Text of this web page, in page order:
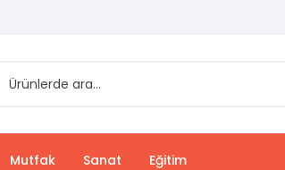
Mutfak Sanat Eğitim